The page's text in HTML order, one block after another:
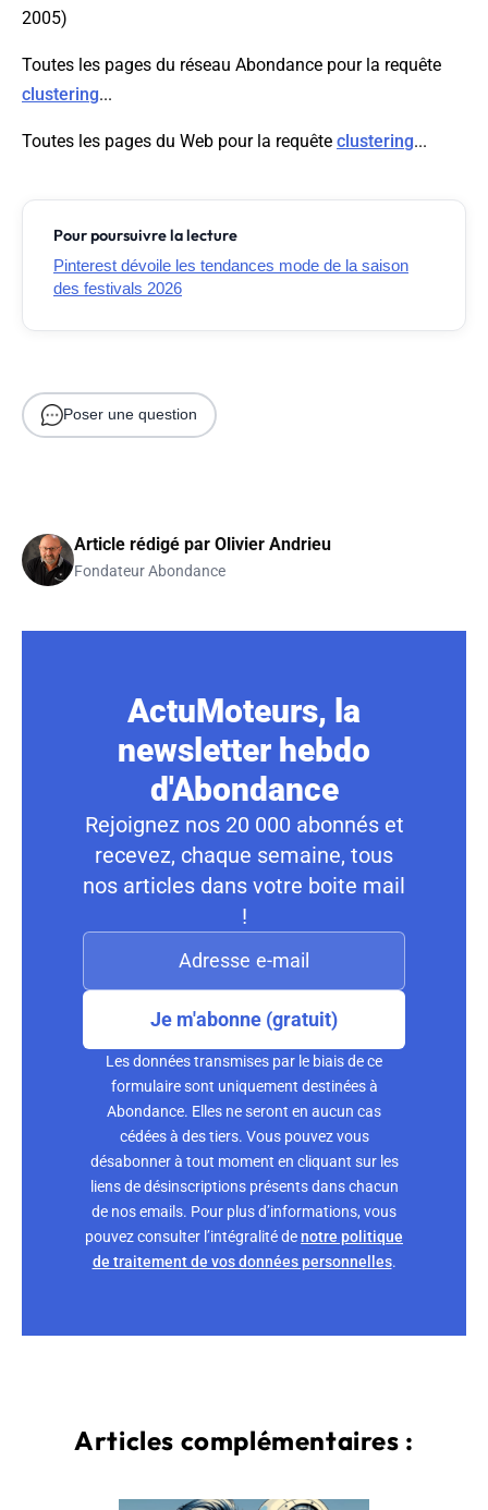
2005)
Toutes les pages du réseau Abondance pour la requête
clustering...
Toutes les pages du Web pour la requête clustering...
Pour poursuivre la lecture
Pinterest dévoile les tendances mode de la saison
des festivals 2026
Poser une question
Article rédigé par Olivier Andrieu
Fondateur Abondance
ActuMoteurs, la
newsletter hebdo
d'Abondance
Rejoignez nos 20 000 abonnés et
recevez, chaque semaine, tous
nos articles dans votre boite mail
!
Je m'abonne (gratuit)
Les données transmises par le biais de ce
formulaire sont uniquement destinées à
Abondance. Elles ne seront en aucun cas
cédées à des tiers. Vous pouvez vous
désabonner à tout moment en cliquant sur les
liens de désinscriptions présents dans chacun
de nos emails. Pour plus d’informations, vous
pouvez consulter l’intégralité denotre politique
de traitement de vos données personnelles.
Articles complémentaires :